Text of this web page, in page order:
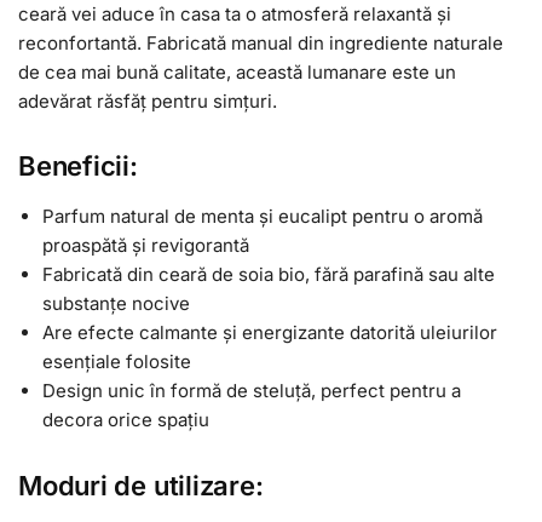
ceară vei aduce în casa ta o atmosferă relaxantă și
reconfortantă. Fabricată manual din ingrediente naturale
de cea mai bună calitate, această lumanare este un
adevărat răsfăț pentru simțuri.
Beneficii:
Parfum natural de menta și eucalipt pentru o aromă
proaspătă și revigorantă
Fabricată din ceară de soia bio, fără parafină sau alte
substanțe nocive
Are efecte calmante și energizante datorită uleiurilor
esențiale folosite
Design unic în formă de steluță, perfect pentru a
decora orice spațiu
Moduri de utilizare: